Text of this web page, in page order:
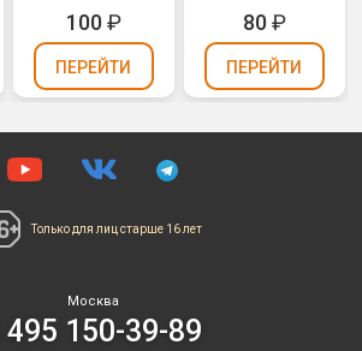
см
100₽
ПЕРЕЙТИ
80₽
ПЕРЕЙТИ
Только для лиц старше 16 лет
Москва
495 150-39-89